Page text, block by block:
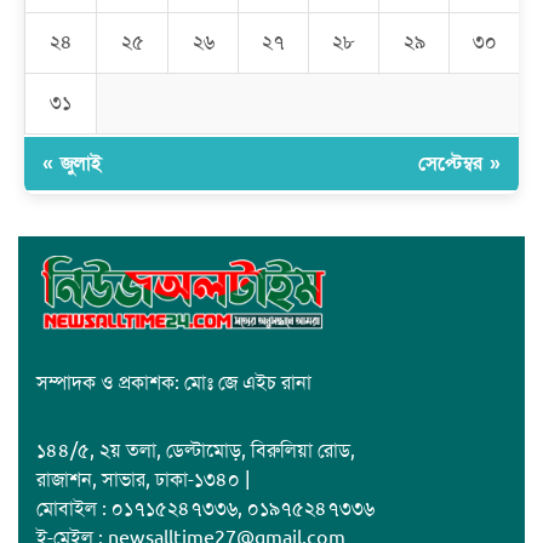
জাবাল-ই-নূর মডেল মাদ্রাসায় ১২তম বার্ষিক পুরস্কার বিতরণ ও বালিকা
২৪ ২৫ ২৬ ২৭ ২৮ ২৯ ৩০
৩১
« জুলাই সেপ্টেম্বর »
সম্পাদক ও প্রকাশক: মোঃ জে এইচ রানা
১৪৪/৫, ২য় তলা, ডেল্টামোড়, বিরুলিয়া রোড,
রাজাশন, সাভার, ঢাকা-১৩৪০ |
মোবাইল : ০১৭১৫২৪৭৩৩৬, ০১৯৭৫২৪৭৩৩৬